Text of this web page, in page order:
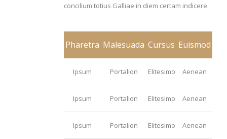
concilium totius Galliae in diem certam indicere.
Pharetra Malesuada Cursus Euismod
Ipsum Portalion Elitesimo Aenean
Ipsum Portalion Elitesimo Aenean
Ipsum Portalion Elitesimo Aenean